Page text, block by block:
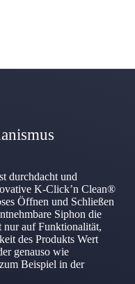
durchdacht und
K-Click’n Clean®
Öffnen und Schließen
Siphon die
auf Funktionalität,
des Produkts Wert
genauso wie
Beispiel in der